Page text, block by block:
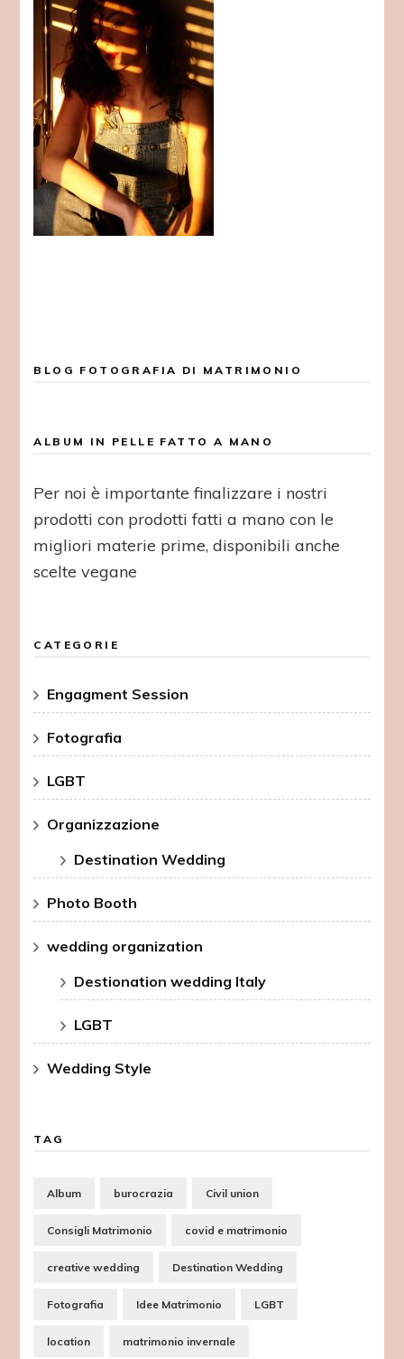
BLOG FOTOGRAFIA DI MATRIMONIO
ALBUM IN PELLE FATTO A MANO
Per noi è importante finalizzare i nostri
prodotti con prodotti fatti a mano con le
migliori materie prime, disponibili anche
scelte vegane
CATEGORIE
Engagment Session
Fotografia
LGBT
Organizzazione
Destination Wedding
Photo Booth
wedding organization
Destionation wedding Italy
LGBT
Wedding Style
TAG
Album burocrazia Civil union
Consigli Matrimonio covid e matrimonio
creative wedding Destination Wedding
Fotografia Idee Matrimonio LGBT
location matrimonio invernale